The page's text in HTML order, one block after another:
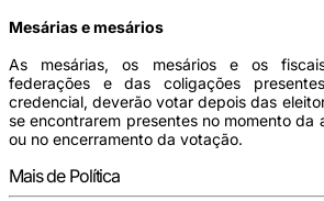
Mesárias e mesários
As mesárias, os mesários e os
federações e das coligações
credencial, deverão votar depois das
se encontrarem presentes no momento da
ou no encerramento da votação.
Mais de Política